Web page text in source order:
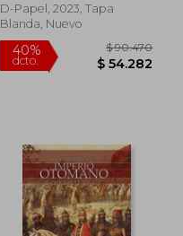
D-Papel, 2023, Tapa
Blanda, Nuevo